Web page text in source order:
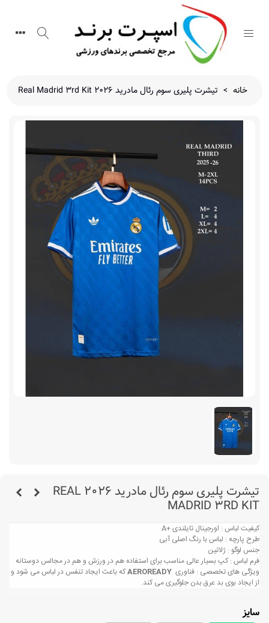
خانه > تیشرت پلیری سوم رئال مادرید 2026 Real Madrid 3rd Kit
تیشرت پلیری سوم رئال مادرید 2026 REAL
MADRID 3RD KIT
کیفیت لباس : اورجینال تایلندی +A
طرح پارچه : لباس با رنگ اصلی آبی
جنس لوگو : ژلاتین
فرم لباس : کپ بسیار عالی مناسب برای استفاده هم در ورزش و هم در مجالس دوستانه
ویژگی های تخصصی : فناوری AEROREADYکه باعث ایجاد تنفس در لباس می شود و
از ایجاد بوی بد عرق بدن جلوگیری می کند.
سایز